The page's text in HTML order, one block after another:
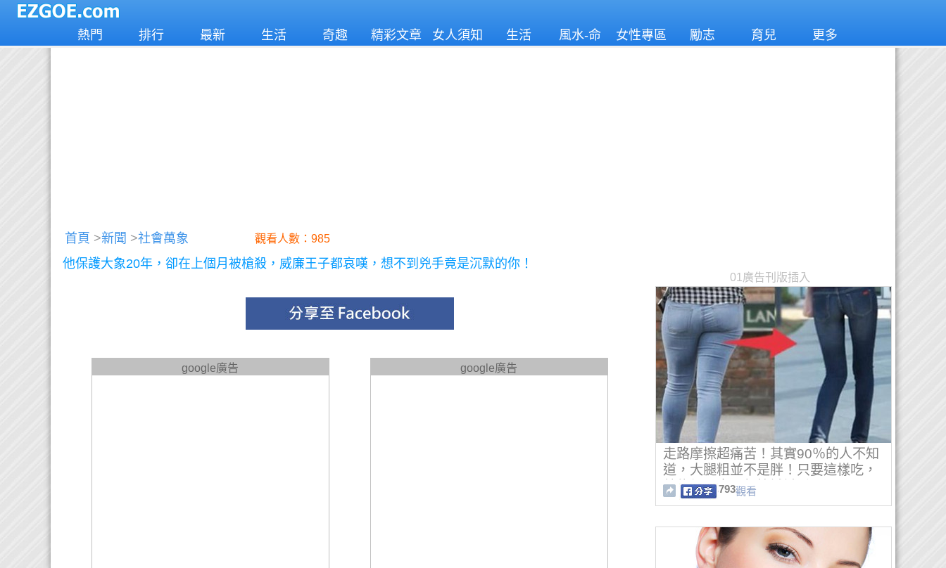
熱門 排行 最新 生活 奇趣 精彩文章 女人須知 生活
風水-命
女性專區 勵志 育兒 更多
首頁 >新聞 >社會萬象 觀看人數：985
他保護大象20年，卻在上個月被槍殺，威廉王子都哀嘆，想不到兇手竟是沉默的你！
google廣告 google廣告
01廣告刊版插入
走路摩擦超痛苦！其實90％的人不知
道，大腿粗並不是胖！只要這樣吃，
就能細回來！趕快試試看！
793觀看